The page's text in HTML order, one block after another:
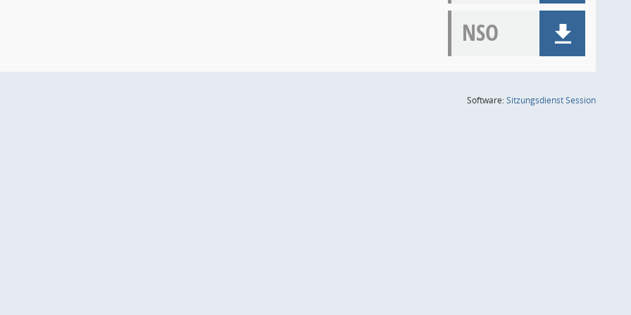
NSO
Software:SitzungsdienstSession(Wird in